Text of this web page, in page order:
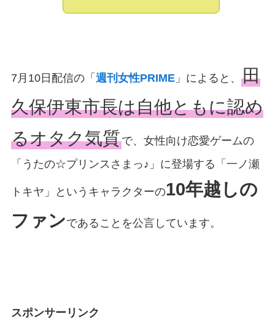
7月10日配信の「 週刊女性PRIME」によると、 田
久保伊東市長は自他ともに認め
るオタク気質で、女性向け恋愛ゲームの
「うたの☆プリンスさまっ♪」に登場する「一ノ瀬
トキヤ」というキャラクターの10年越しの
ファンであることを公言しています。
スポンサーリンク